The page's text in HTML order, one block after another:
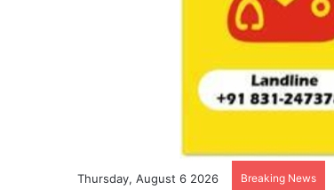
Thursday, August 6 2026 Breaking News